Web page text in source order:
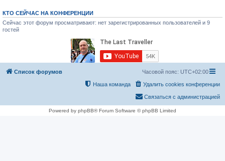
КТО СЕЙЧАС НА КОНФЕРЕНЦИИ
Сейчас этот форум просматривают: нет зарегистрированных пользователей и 9
гостей
Список форумов Часовой пояс: UTC+02:00
Удалить cookies конференции
Наша команда
Связаться с администрацией
Powered by phpBB® Forum Software © phpBB Limited